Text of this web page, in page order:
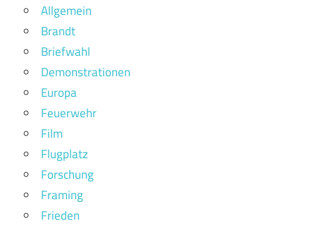
Allgemein
Brandt
Briefwahl
Demonstrationen
Europa
Feuerwehr
Film
Flugplatz
Forschung
Framing
Frieden